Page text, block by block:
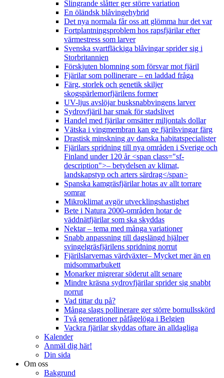
Slingrande slåtter ger större variation
En öländsk blåvingehybrid
Det nya normala får oss att glömma hur det var
Fortplantningsproblem hos rapsfjärilar efter
värmestress som larver
Svenska svartfläckiga blåvingar sprider sig i
Storbritannien
Förskjuten blomning som försvar mot fjäril
Fjärilar som pollinerare – en laddad fråga
Färg, storlek och genetik skiljer
skogspärlemorfjärilens former
UV-ljus avslöjar busksnabbvingens larver
Sydrovfjäril har smak för stadslivet
Handel med fjärilar omsätter miljontals dollar
Vätska i vingmembran kan ge fjärilsvingar färg
Drastisk minskning av danska habitatspecialister
Fjärilars spridning till nya områden i Sverige och
Finland under 120 år <span class="sf-
description">– betydelsen av klimat,
landskapstyp och arters särdrag</span>
Spanska kamgräsfjärilar hotas av allt torrare
somrar
Mikroklimat avgör utvecklingshastighet
Bete i Natura 2000-områden hotar de
väddnätfjärilar som ska skyddas
Nektar – tema med många variationer
Snabb anpassning till dagslängd hjälper
svingelgräsfjärilens spridning norrut
Fjärilslarvernas värdväxter– Mycket mer än en
midsommarbukett
Monarker migrerar söderut allt senare
Mindre kräsna sydrovfjärilar sprider sig snabbt
norrut
Vad tittar du på?
Många slags pollinerare ger större bomullsskörd
Två generationer påfågelöga i Belgien
Vackra fjärilar skyddas oftare än alldagliga
Kalender
Anmäl dig här!
Din sida
Om oss
Bakgrund